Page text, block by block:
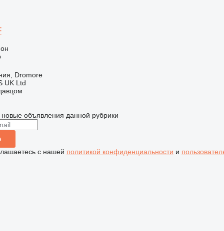
Dromore
UK Ltd
объявления данной рубрики
с нашей политикой конфиденциальности и